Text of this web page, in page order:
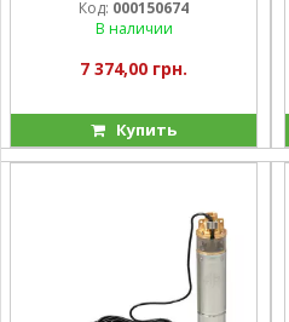
піску Vitals Aqua PRO 3-20SD
1851-0.8r
Код: 000150674
В наличии
7 374,00 грн.
Купить